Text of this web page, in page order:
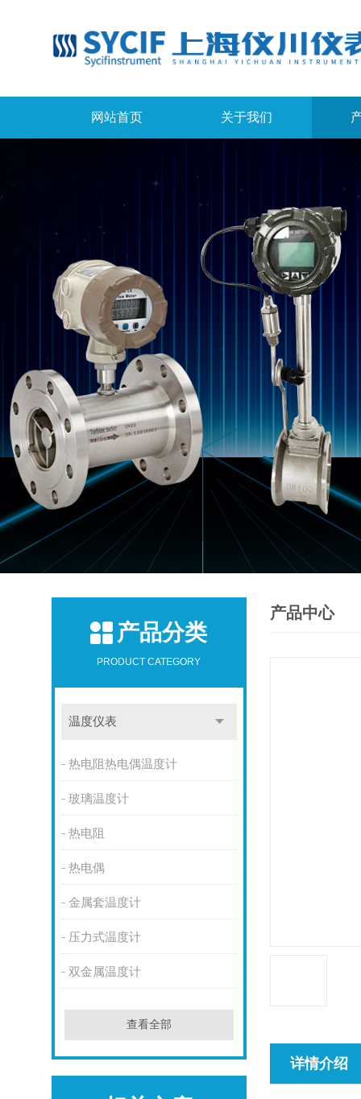
网站首页 关于我们
产品分类
PRODUCT CATEGORY
温度仪表
热电阻热电偶温度计
玻璃温度计
热电阻
热电偶
金属套温度计
压力式温度计
双金属温度计
查看全部
产品中心
详情介绍